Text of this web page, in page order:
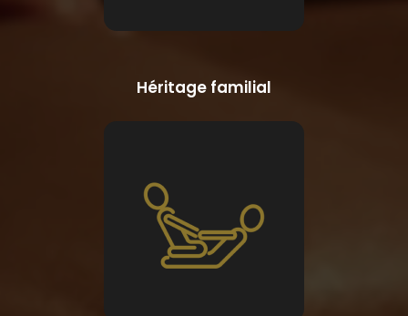
Héritage familial